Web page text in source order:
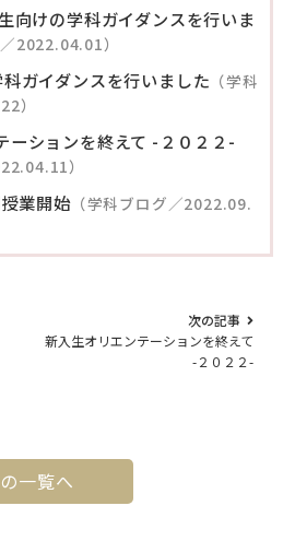
向けの学科ガイダンスを行いま
2022.04.01）
ガイダンスを行いました （学科
）
ーションを終えて -２０２２-
）
業開始（学科ブログ／2022.09.
次の記事
新入生オリエンテーションを終えて
-２０２２-
一覧へ